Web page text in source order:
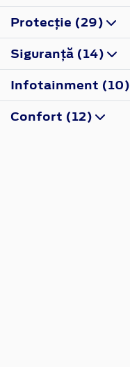
Protecţie (29)
Siguranţă (14)
Infotainment (10)
Confort (12)